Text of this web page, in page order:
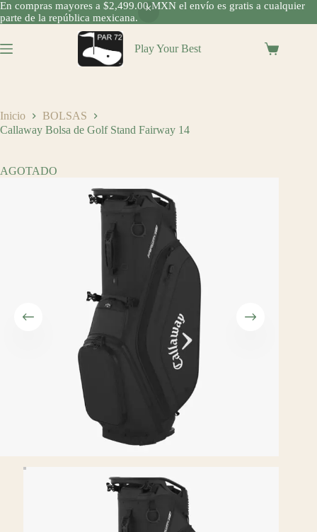
En compras mayores a $2,499.00 MXN el envío es gratis a cualquier
parte de la república mexicana.
al
contenido
Play Your Best
Shopping
Inicio
BOLSAS
Callaway Bolsa de Golf Stand Fairway 14
AGOTADO